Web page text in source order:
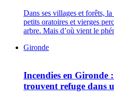
Dans ses villages et forêts,
petits oratoires et vierges
arbre. Mais d’où vient le
Gironde
Incendies en Gironde
trouvent refuge dans